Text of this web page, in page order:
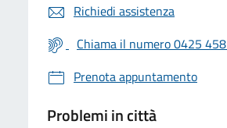
Richiedi assistenza
Chiama il numero 0425
Prenota appuntamento
Problemi in città